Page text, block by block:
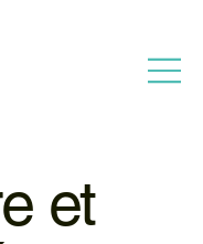
et